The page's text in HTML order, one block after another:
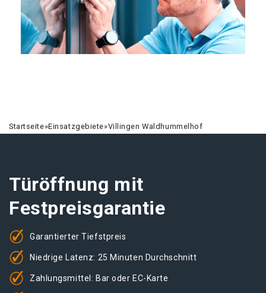
Startseite»Einsatzgebiete»Villingen Waldhummelhof
Türöffnung mit
Festpreisgarantie
Garantierter Tiefstpreis
Niedrige Latenz: 25 Minuten Durchschnitt
Zahlungsmittel: Bar oder EC-Karte